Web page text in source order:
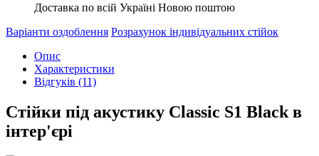
Доставка по всій Україні Новою поштою
Варіанти оздоблення Розрахунок індивідуальних стійок
Опис
Характеристики
Відгуків (11)
Стійки під акустику Classic S1 Black в
інтер'єрі